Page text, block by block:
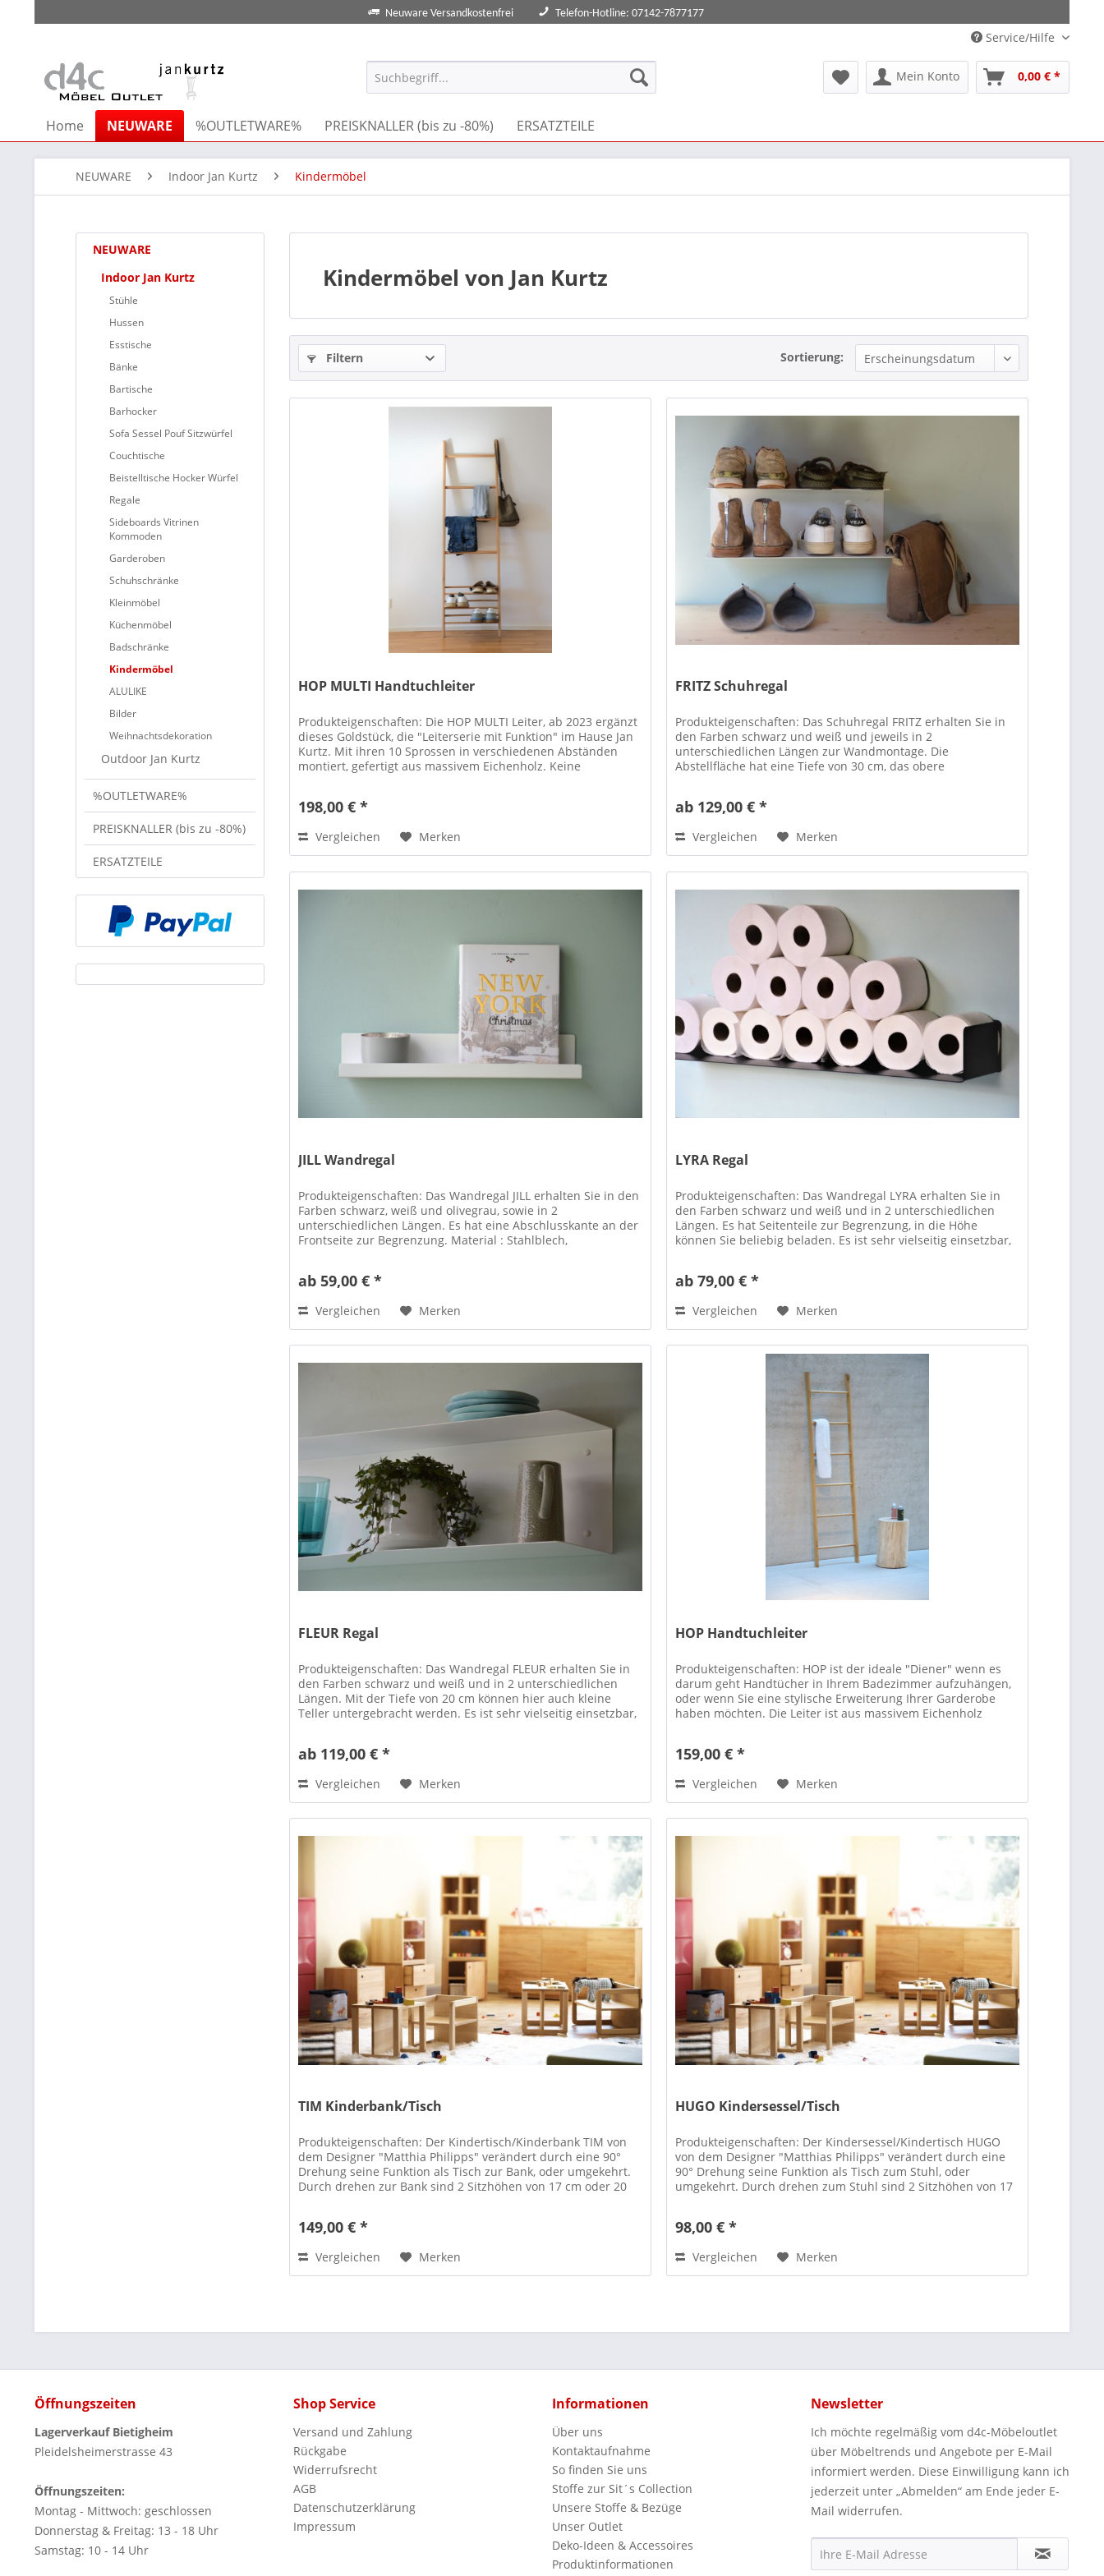
Neuware Versandkostenfrei Telefon-Hotline: 07142-7877177
Service/Hilfe
Mein Konto 0,00 € *
Home NEUWARE %OUTLETWARE% PREISKNALLER (bis zu -80%) ERSATZTEILE
NEUWARE Indoor Jan Kurtz Kindermöbel
NEUWARE
Indoor Jan Kurtz
Stühle
Hussen
Esstische
Bänke
Bartische
Barhocker
Sofa Sessel Pouf Sitzwürfel
Couchtische
Beistelltische Hocker Würfel
Regale
Sideboards Vitrinen
Kommoden
Garderoben
Schuhschränke
Kleinmöbel
Küchenmöbel
Badschränke
Kindermöbel
ALULIKE
Bilder
Weihnachtsdekoration
Outdoor Jan Kurtz
%OUTLETWARE%
PREISKNALLER (bis zu -80%)
ERSATZTEILE
Kindermöbel von Jan Kurtz
Filtern Sortierung:
HOP MULTI Handtuchleiter
Produkteigenschaften: Die HOP MULTI Leiter, ab 2023 ergänzt
dieses Goldstück, die "Leiterserie mit Funktion" im Hause Jan
Kurtz. Mit ihren 10 Sprossen in verschiedenen Abständen
montiert, gefertigt aus massivem Eichenholz. Keine
198,00 € *
Vergleichen Merken
FRITZ Schuhregal
Produkteigenschaften: Das Schuhregal FRITZ erhalten Sie in
den Farben schwarz und weiß und jeweils in 2
unterschiedlichen Längen zur Wandmontage. Die
Abstellfläche hat eine Tiefe von 30 cm, das obere
ab 129,00 € *
Vergleichen Merken
JILL Wandregal
Produkteigenschaften: Das Wandregal JILL erhalten Sie in den
Farben schwarz, weiß und olivegrau, sowie in 2
unterschiedlichen Längen. Es hat eine Abschlusskante an der
Frontseite zur Begrenzung. Material : Stahlblech,
ab 59,00 € *
Vergleichen Merken
LYRA Regal
Produkteigenschaften: Das Wandregal LYRA erhalten Sie in
den Farben schwarz und weiß und in 2 unterschiedlichen
Längen. Es hat Seitenteile zur Begrenzung, in die Höhe
können Sie beliebig beladen. Es ist sehr vielseitig einsetzbar,
ab 79,00 € *
Vergleichen Merken
FLEUR Regal
Produkteigenschaften: Das Wandregal FLEUR erhalten Sie in
den Farben schwarz und weiß und in 2 unterschiedlichen
Längen. Mit der Tiefe von 20 cm können hier auch kleine
Teller untergebracht werden. Es ist sehr vielseitig einsetzbar,
ab 119,00 € *
Vergleichen Merken
HOP Handtuchleiter
Produkteigenschaften: HOP ist der ideale "Diener" wenn es
darum geht Handtücher in Ihrem Badezimmer aufzuhängen,
oder wenn Sie eine stylische Erweiterung Ihrer Garderobe
haben möchten. Die Leiter ist aus massivem Eichenholz
159,00 € *
Vergleichen Merken
TIM Kinderbank/Tisch
Produkteigenschaften: Der Kindertisch/Kinderbank TIM von
dem Designer "Matthia Philipps" verändert durch eine 90°
Drehung seine Funktion als Tisch zur Bank, oder umgekehrt.
Durch drehen zur Bank sind 2 Sitzhöhen von 17 cm oder 20
149,00 € *
Vergleichen Merken
HUGO Kindersessel/Tisch
Produkteigenschaften: Der Kindersessel/Kindertisch HUGO
von dem Designer "Matthias Philipps" verändert durch eine
90° Drehung seine Funktion als Tisch zum Stuhl, oder
umgekehrt. Durch drehen zum Stuhl sind 2 Sitzhöhen von 17
98,00 € *
Vergleichen Merken
Öffnungszeiten
Lagerverkauf Bietigheim
Pleidelsheimerstrasse 43
Öffnungszeiten:
Montag - Mittwoch: geschlossen
Donnerstag & Freitag: 13 - 18 Uhr
Samstag: 10 - 14 Uhr
Shop Service
Versand und Zahlung
Rückgabe
Widerrufsrecht
AGB
Datenschutzerklärung
Impressum
Informationen
Über uns
Kontaktaufnahme
So finden Sie uns
Stoffe zur Sit´s Collection
Unsere Stoffe & Bezüge
Unser Outlet
Deko-Ideen & Accessoires
Produktinformationen
Newsletter
Ich möchte regelmäßig vom d4c-Möbeloutlet
über Möbeltrends und Angebote per E-Mail
informiert werden. Diese Einwilligung kann ich
jederzeit unter „Abmelden“ am Ende jeder E-
Mail widerrufen.